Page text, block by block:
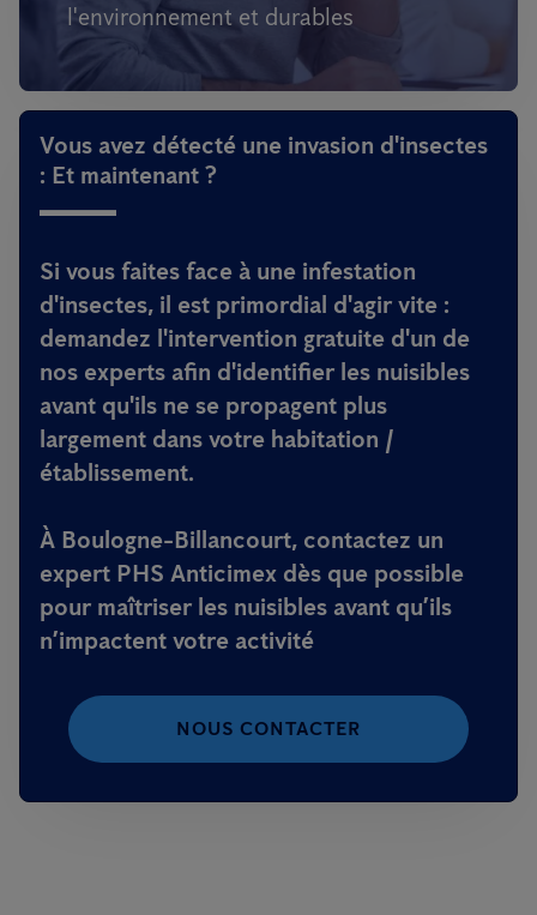
l'environnement et durables
Vous avez détecté une invasion d'insectes
: Et maintenant ?
Si vous faites face à une infestation
d'insectes, il est primordial d'agir vite :
demandez l'intervention gratuite d'un de
nos experts afin d'identifier les nuisibles
avant qu'ils ne se propagent plus
largement dans votre habitation /
établissement.
À Boulogne-Billancourt, contactez un
expert PHS Anticimex dès que possible
pour maîtriser les nuisibles avant qu’ils
n’impactent votre activité
NOUS CONTACTER